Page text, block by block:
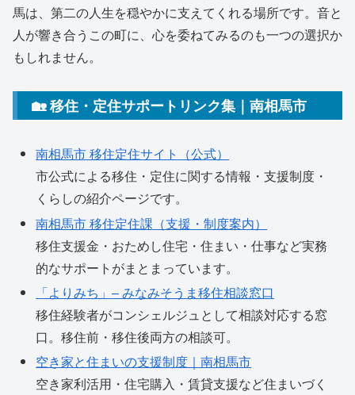
馬は、第二の人生を穏やかに支えてくれる場所です。音と
人が響き合うこの町に、心を委ねてみるのも一つの選択か
もしれません。
🏡 移住・定住サポートリンク集｜南相馬市
南相馬市 移住定住サイト（公式）
市公式による移住・定住に関する情報・支援制度・
くらしの紹介ページです。
南相馬市 移住定住課（支援・制度案内）
移住支援金・おためし住宅・住まい・仕事など実務
的なサポートがまとまっています。
「よりみち」– みなみそうま移住相談窓口
移住経験者がコンシェルジュとして相談対応する窓
口。移住前・移住後両方の相談可。
空き家と住まいの支援制度｜南相馬市
空き家利活用・住宅購入・賃貸支援など住まいづく